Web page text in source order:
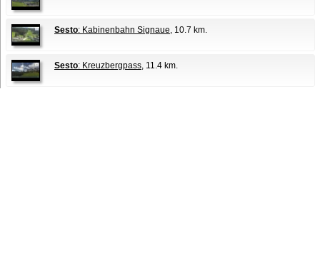
Sesto: Kabinenbahn Signaue, 10.7 km.
Sesto: Kreuzbergpass, 11.4 km.